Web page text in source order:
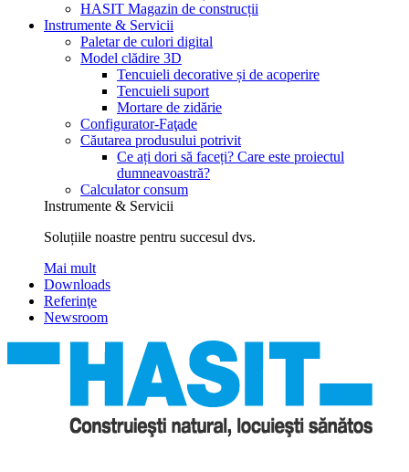
HASIT Magazin de construcții
Instrumente & Servicii
Paletar de culori digital
Model clădire 3D
Tencuieli decorative și de acoperire
Tencuieli suport
Mortare de zidărie
Configurator-Faţade
Căutarea produsului potrivit
Ce ați dori să faceți? Care este proiectul
dumneavoastră?
Calculator consum
Instrumente & Servicii
Soluțiile noastre pentru succesul dvs.
Mai mult
Downloads
Referinţe
Newsroom